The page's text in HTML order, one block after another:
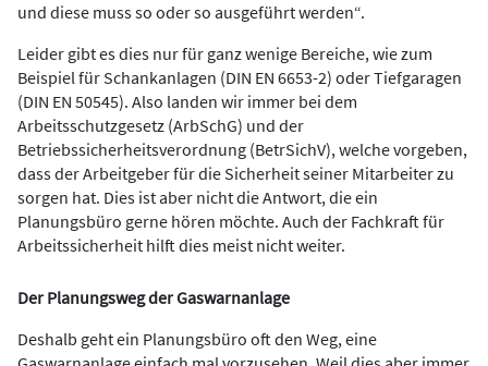
und diese muss so oder so ausgeführt werden“.
Leider gibt es dies nur für ganz wenige Bereiche, wie zum
Beispiel für Schankanlagen (DIN EN 6653-2) oder Tiefgaragen
(DIN EN 50545). Also landen wir immer bei dem
Arbeitsschutzgesetz (ArbSchG) und der
Betriebssicherheitsverordnung (BetrSichV), welche vorgeben,
dass der Arbeitgeber für die Sicherheit seiner Mitarbeiter zu
sorgen hat. Dies ist aber nicht die Antwort, die ein
Planungsbüro gerne hören möchte. Auch der Fachkraft für
Arbeitssicherheit hilft dies meist nicht weiter.
Der Planungsweg der Gaswarnanlage
Deshalb geht ein Planungsbüro oft den Weg, eine